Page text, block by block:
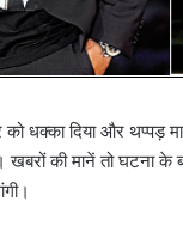
धक्का दिया और थप्पड़
खबरों की मानें तो घटना